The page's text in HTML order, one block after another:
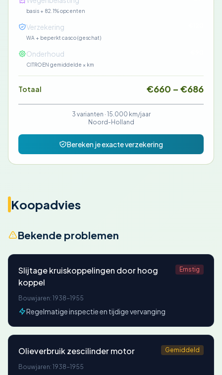
basis + 82.1% opcenten
Verzekering
WA + beperkt casco (geschat)
Onderhoud
CITROEN gemiddelde × km
Totaal €660 – €686
3 varianten · 15.000 km/jaar
Noord-Holland
Bereken je exacte verzekering
Koopadvies
Bekende problemen
Slijtage kruiskoppelingen door hoog
koppel
Ernstig
Bouwjaren: 1938-1955
Regelmatige inspectie en tijdige vervanging
Olieverbruik zescilinder motor Gemiddeld
Bouwjaren: 1938-1955